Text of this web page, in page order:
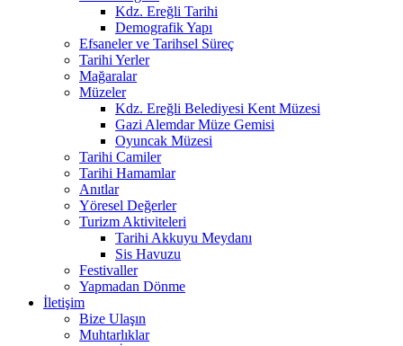
Kdz. Ereğli Tarihi
Demografik Yapı
Efsaneler ve Tarihsel Süreç
Tarihi Yerler
Mağaralar
Müzeler
Kdz. Ereğli Belediyesi Kent Müzesi
Gazi Alemdar Müze Gemisi
Oyuncak Müzesi
Tarihi Camiler
Tarihi Hamamlar
Anıtlar
Yöresel Değerler
Turizm Aktiviteleri
Tarihi Akkuyu Meydanı
Sis Havuzu
Festivaller
Yapmadan Dönme
İletişim
Bize Ulaşın
Muhtarlıklar